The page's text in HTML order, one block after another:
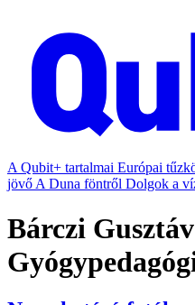
A Qubit+ tartalmai Európai
jövő A Duna föntről Dolgok a
Bárczi Gusztáv